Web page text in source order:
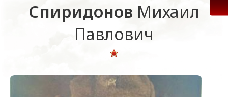
Спиридонов Михаил
Павлович